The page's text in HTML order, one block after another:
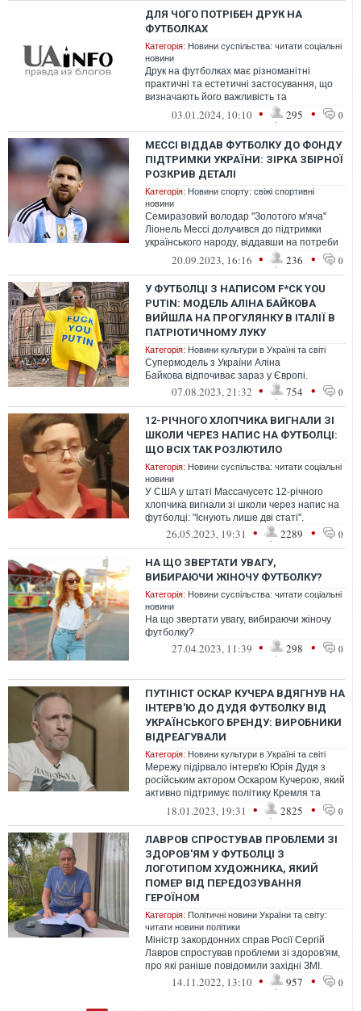
ДЛЯ ЧОГО ПОТРІБЕН ДРУК НА
ФУТБОЛКАХ
Категорія: Новини суспільства: читати соціальні
новини
Друк на футболках має різноманітні
практичні та естетичні застосування, що
визначають його важливість та
популярність.
03.01.2024, 10:10 • 295 • 0
МЕССІ ВІДДАВ ФУТБОЛКУ ДО ФОНДУ
ПІДТРИМКИ УКРАЇНИ: ЗІРКА ЗБІРНОЇ
РОЗКРИВ ДЕТАЛІ
Категорія: Новини спорту: свіжі спортивні
новини
Семиразовий володар "Золотого м'яча"
Ліонель Мессі долучився до підтримки
українського народу, віддавши на потреби
платформи UNITED24 футболку збірної...
20.09.2023, 16:16 • 236 • 0
У ФУТБОЛЦІ З НАПИСОМ F*CK YOU
PUTIN: МОДЕЛЬ АЛІНА БАЙКОВА
ВИЙШЛА НА ПРОГУЛЯНКУ В ІТАЛІЇ В
ПАТРІОТИЧНОМУ ЛУКУ
Категорія: Новини культури в Україні та світі
Супермодель з України Аліна
Байкова відпочиває зараз у Європі.
07.08.2023, 21:32 • 754 • 0
12-РІЧНОГО ХЛОПЧИКА ВИГНАЛИ ЗІ
ШКОЛИ ЧЕРЕЗ НАПИС НА ФУТБОЛЦІ:
ЩО ВСІХ ТАК РОЗЛЮТИЛО
Категорія: Новини суспільства: читати соціальні
новини
У США у штаті Массачусетс 12-річного
хлопчика вигнали зі школи через напис на
футболці: "Існують лише дві статі".
26.05.2023, 19:31 • 2289 • 0
НА ЩО ЗВЕРТАТИ УВАГУ,
ВИБИРАЮЧИ ЖІНОЧУ ФУТБОЛКУ?
Категорія: Новини суспільства: читати соціальні
новини
На що звертати увагу, вибираючи жіночу
футболку?
27.04.2023, 11:39 • 298 • 0
ПУТІНІСТ ОСКАР КУЧЕРА ВДЯГНУВ НА
ІНТЕРВ'Ю ДО ДУДЯ ФУТБОЛКУ ВІД
УКРАЇНСЬКОГО БРЕНДУ: ВИРОБНИКИ
ВІДРЕАГУВАЛИ
Категорія: Новини культури в Україні та світі
Мережу підірвало інтерв'ю Юрія Дудя з
російським актором Оскаром Кучерою, який
активно підтримує політику Кремля та
війну в Україні.
18.01.2023, 19:31 • 2825 • 0
ЛАВРОВ СПРОСТУВАВ ПРОБЛЕМИ ЗІ
ЗДОРОВ'ЯМ У ФУТБОЛЦІ З
ЛОГОТИПОМ ХУДОЖНИКА, ЯКИЙ
ПОМЕР ВІД ПЕРЕДОЗУВАННЯ
ГЕРОЇНОМ
Категорія: Політичні новини України та світу:
читати новини політики
Міністр закордонних справ Росії Сергій
Лавров спростував проблеми зі здоров'ям,
про які раніше повідомили західні ЗМІ.
14.11.2022, 13:10 • 957 • 0